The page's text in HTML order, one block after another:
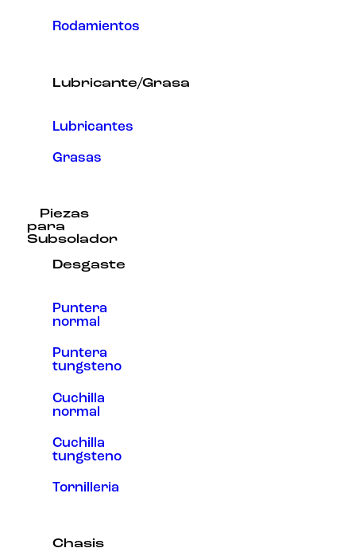
Rodamientos
Lubricante/Grasa
Lubricantes
Grasas
Piezas
para
Subsolador
Desgaste
Puntera
normal
Puntera
tungsteno
Cuchilla
normal
Cuchilla
tungsteno
Tornilleria
Chasis